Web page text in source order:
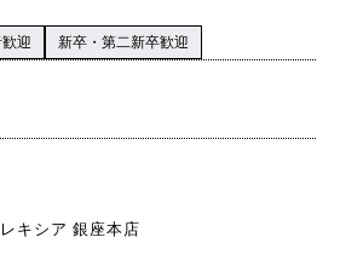
迎 新卒・第二新卒歓迎
キシア 銀座本店